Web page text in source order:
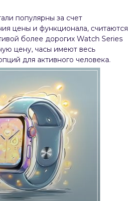
популярны за счет
цены и функционала, считаются
более дорогих Watch Series
цену, часы имеют весь
для активного человека.